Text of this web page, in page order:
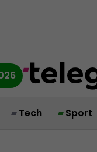
Tech Sport